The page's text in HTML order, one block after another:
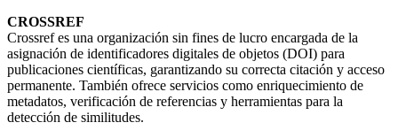
CROSSREF
Crossref es una organización sin fines de lucro encargada de la
asignación de identificadores digitales de objetos (DOI) para
publicaciones científicas, garantizando su correcta citación y acceso
permanente. También ofrece servicios como enriquecimiento de
metadatos, verificación de referencias y herramientas para la
detección de similitudes.